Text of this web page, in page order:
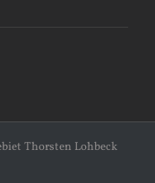
Thorsten Lohbeck